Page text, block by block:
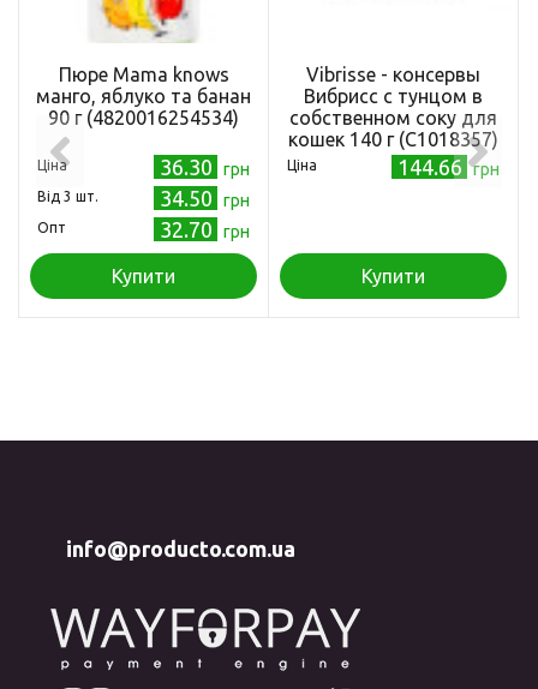
Пюре Mama knows
манго, яблуко та банан
90 г (4820016254534)
Ціна 36.30 грн
Від 3 шт. 34.50 грн
Опт 32.70 грн
Купити
Vibrisse - консервы
Вибрисс с тунцом в
собственном соку для
кошек 140 г (C1018357)
Ціна 144.66 грн
Купити
info@producto.com.ua